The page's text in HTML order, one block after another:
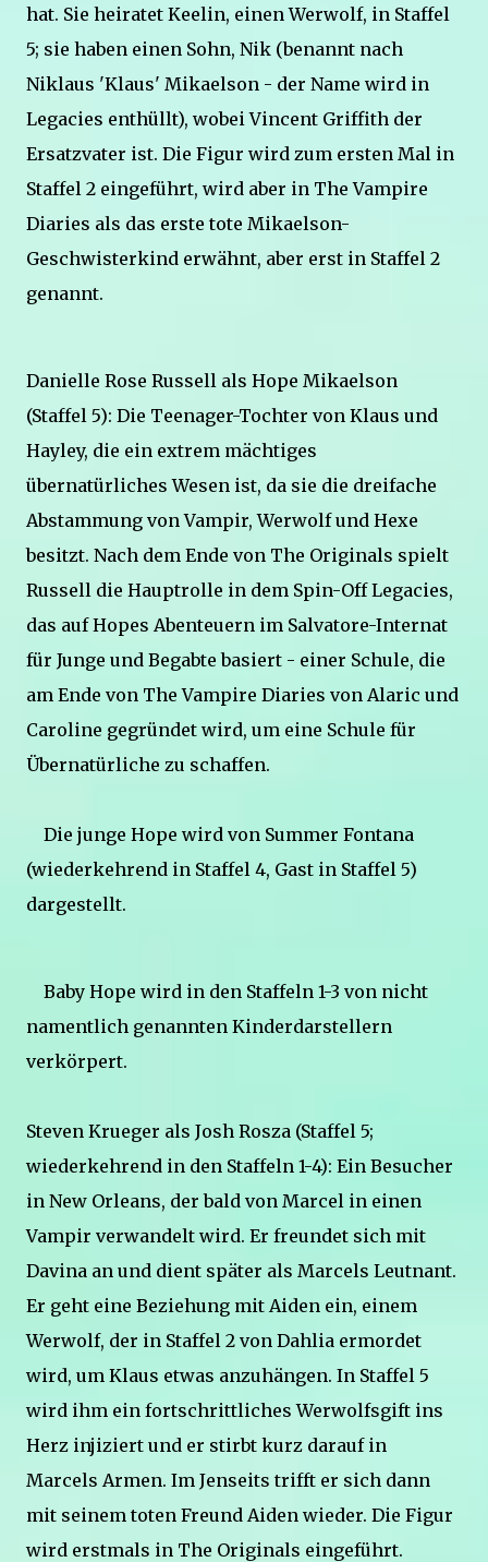
hat. Sie heiratet Keelin, einen Werwolf, in Staffel
5; sie haben einen Sohn, Nik (benannt nach
Niklaus 'Klaus' Mikaelson - der Name wird in
Legacies enthüllt), wobei Vincent Griffith der
Ersatzvater ist. Die Figur wird zum ersten Mal in
Staffel 2 eingeführt, wird aber in The Vampire
Diaries als das erste tote Mikaelson-
Geschwisterkind erwähnt, aber erst in Staffel 2
genannt.
Danielle Rose Russell als Hope Mikaelson
(Staffel 5): Die Teenager-Tochter von Klaus und
Hayley, die ein extrem mächtiges
übernatürliches Wesen ist, da sie die dreifache
Abstammung von Vampir, Werwolf und Hexe
besitzt. Nach dem Ende von The Originals spielt
Russell die Hauptrolle in dem Spin-Off Legacies,
das auf Hopes Abenteuern im Salvatore-Internat
für Junge und Begabte basiert - einer Schule, die
am Ende von The Vampire Diaries von Alaric und
Caroline gegründet wird, um eine Schule für
Übernatürliche zu schaffen.
Die junge Hope wird von Summer Fontana
(wiederkehrend in Staffel 4, Gast in Staffel 5)
dargestellt.
Baby Hope wird in den Staffeln 1-3 von nicht
namentlich genannten Kinderdarstellern
verkörpert.
Steven Krueger als Josh Rosza (Staffel 5;
wiederkehrend in den Staffeln 1-4): Ein Besucher
in New Orleans, der bald von Marcel in einen
Vampir verwandelt wird. Er freundet sich mit
Davina an und dient später als Marcels Leutnant.
Er geht eine Beziehung mit Aiden ein, einem
Werwolf, der in Staffel 2 von Dahlia ermordet
wird, um Klaus etwas anzuhängen. In Staffel 5
wird ihm ein fortschrittliches Werwolfsgift ins
Herz injiziert und er stirbt kurz darauf in
Marcels Armen. Im Jenseits trifft er sich dann
mit seinem toten Freund Aiden wieder. Die Figur
wird erstmals in The Originals eingeführt.